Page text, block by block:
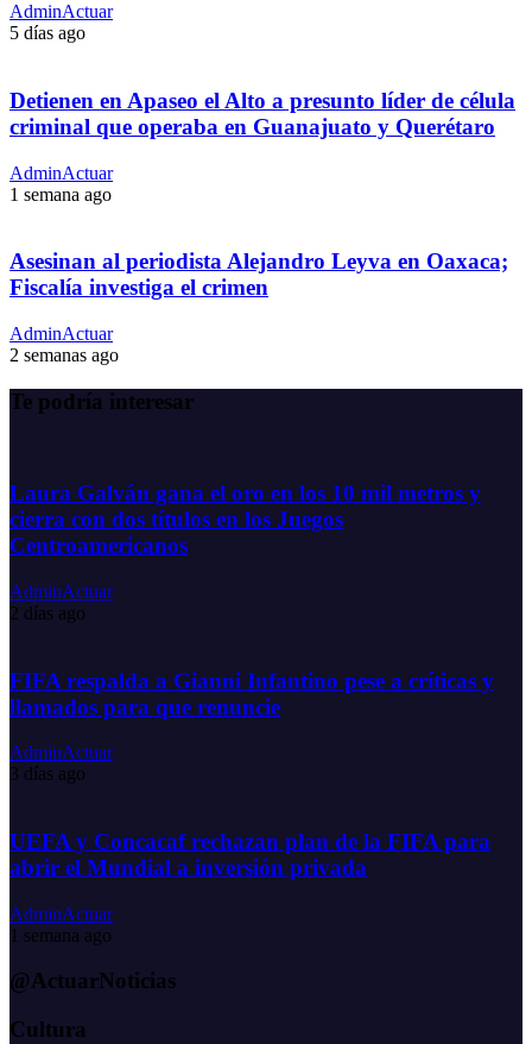
AdminActuar
5 días ago
Detienen en Apaseo el Alto a presunto líder de célula
criminal que operaba en Guanajuato y Querétaro
AdminActuar
1 semana ago
Asesinan al periodista Alejandro Leyva en Oaxaca;
Fiscalía investiga el crimen
AdminActuar
2 semanas ago
Te podría interesar
Laura Galván gana el oro en los 10 mil metros y
cierra con dos títulos en los Juegos
Centroamericanos
AdminActuar
2 días ago
FIFA respalda a Gianni Infantino pese a críticas y
llamados para que renuncie
AdminActuar
3 días ago
UEFA y Concacaf rechazan plan de la FIFA para
abrir el Mundial a inversión privada
AdminActuar
1 semana ago
@ActuarNoticias
Cultura